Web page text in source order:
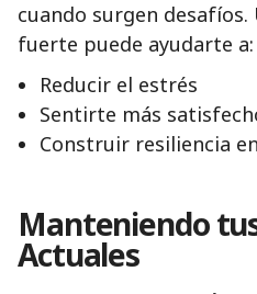
cuando surgen
fuerte puede ayudarte a:
Reducir el estrés
Sentirte más
Construir resiliencia
Manteniendo
Actuales